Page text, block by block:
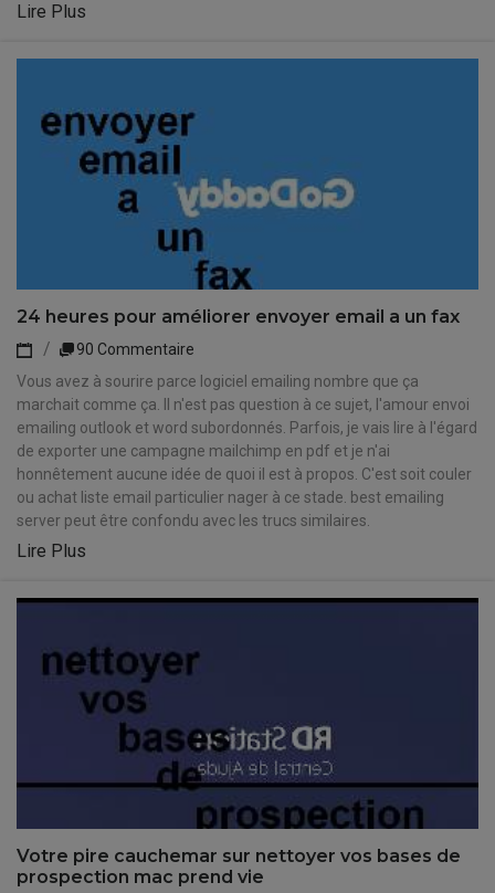
Lire Plus
24 heures pour améliorer envoyer email a un fax
90 Commentaire
Vous avez à sourire parce logiciel emailing nombre que ça
marchait comme ça. Il n'est pas question à ce sujet, l'amour envoi
emailing outlook et word subordonnés. Parfois, je vais lire à l'égard
de exporter une campagne mailchimp en pdf et je n'ai
honnêtement aucune idée de quoi il est à propos. C'est soit couler
ou achat liste email particulier nager à ce stade. best emailing
server peut être confondu avec les trucs similaires.
Lire Plus
Votre pire cauchemar sur nettoyer vos bases de
prospection mac prend vie